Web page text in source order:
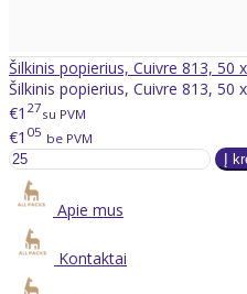
Šilkinis popierius, Cuivre 813, 50
Šilkinis popierius, Cuivre 813, 50
€1 27su PVM
€1 05 be PVM
Apie mus
Kontaktai